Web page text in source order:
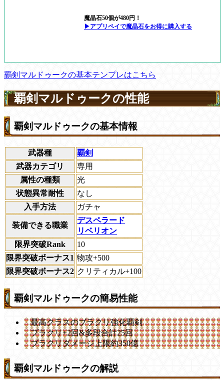
魔晶石50個が480円！
▶アプリペイで魔晶石をお得に購入する
覇剣マルドゥークの基本テンプレはこちら
覇剣マルドゥークの性能
覇剣マルドゥークの基本情報
武器種
覇剣
武器カテゴリ
専用
属性の種類
光
状態異常耐性
なし
入手方法
ガチャ
装備できる職業
デスペラード
リベリオン
限界突破Rank
10
限界突破ボーナス1 物攻+500
限界突破ボーナス2 クリティカル+100
覇剣マルドゥークの簡易性能
最高クラスのブラクリ強化覇剣
ブラクリ+2回&多段合計25回
ブラクリダメージ上限約350億
覇剣マルドゥークの解説